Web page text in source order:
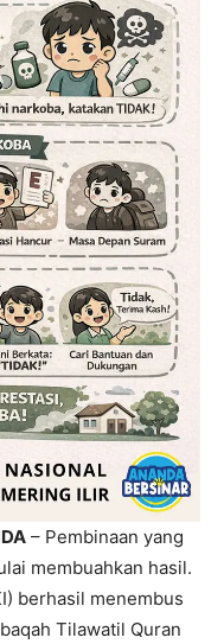
– Pembinaan yang
membuahkan hasil.
berhasil menembus
Tilawatil Quran